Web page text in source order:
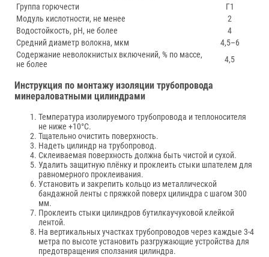
Группа горючести
Г1
Модуль кислотности, не менее
2
Водостойкость, рН, не более
4
Средний диаметр волокна, мкм
4,5–6
Содержание неволокнистых включений, % по массе,
не более
4,5
Инструкция по монтажу изоляции трубопровода
минераловатными цилиндрами
Температура изолируемого трубопровода и теплоносителя
не ниже +10°С.
Тщательно очистить поверхность.
Надеть цилиндр на трубопровод.
Склеиваемая поверхность должна быть чистой и сухой.
Удалить защитную плёнку и проклеить стыки шпателем для
равномерного проклеивания.
Установить и закрепить кольцо из металлической
бандажной ленты с пряжкой поверх цилиндра с шагом 300
мм.
Проклеить стыки цилиндров бутилкаучуковой клейкой
лентой.
На вертикальных участках трубопроводов через каждые 3-4
метра по высоте установить разгружающие устройства для
предотвращения сползания цилиндра.